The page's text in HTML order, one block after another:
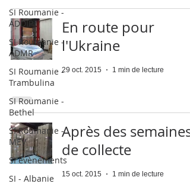
SI Roumanie -
ADDIP
SI Roumanie -
ADMR
SI Roumanie -
Trambulina
SI Roumanie -
Bethel
SI Roumanie -
MEV
SI évènements
SI - Albanie
En route pour
l'Ukraine
29 oct. 2015 1 min de lecture
Après des semaines
de collecte
15 oct. 2015 1 min de lecture